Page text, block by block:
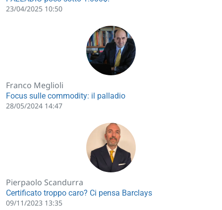
23/04/2025 10:50
Franco Meglioli
Focus sulle commodity: il palladio
28/05/2024 14:47
Pierpaolo Scandurra
Certificato troppo caro? Ci pensa Barclays
09/11/2023 13:35